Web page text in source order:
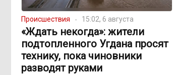
Происшествия 15:02, 6 августа
«Ждать некогда»: жители
подтопленного Угдана просят
технику, пока чиновники
разводят руками